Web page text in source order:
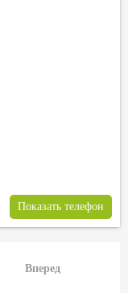
Показать телефон
Вперед